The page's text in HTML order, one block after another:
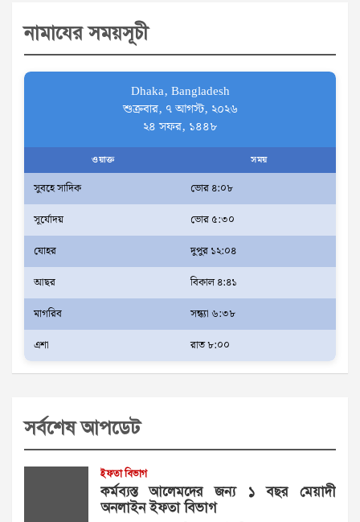
c
h
নামাযের সময়সূচী
Dhaka, Bangladesh
শুক্রবার, ৭ আগস্ট, ২০২৬
২৪ সফর, ১৪৪৮
ওয়াক্ত সময়
সুবহে সাদিক
ভোর ৪:০৮
সূর্যোদয়
ভোর ৫:৩০
যোহর
দুপুর ১২:০৪
আছর
বিকাল ৪:৪১
মাগরিব
সন্ধ্যা ৬:৩৮
এশা
রাত ৮:০০
সর্বশেষ আপডেট
ইফতা বিভাগ
কর্মব্যস্ত আলেমদের জন্য ১ বছর মেয়াদী
অনলাইন ইফতা বিভাগ